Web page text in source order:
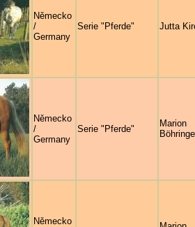
Německo
/
Germany
Serie "Pferde" Jutta
Německo
/
Germany
Serie "Pferde"
Marion
Německo